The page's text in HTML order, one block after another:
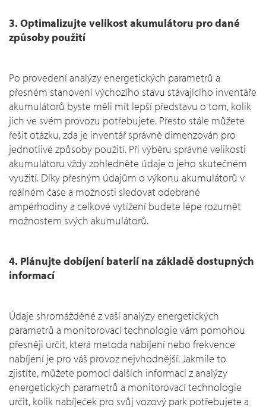
3. Optimalizujte velikost akumulátoru pro dané
způsoby použití
Po provedení analýzy energetických parametrů a
přesném stanovení výchozího stavu stávajícího inventáře
akumulátorů byste měli mít lepší představu o tom, kolik
jich ve svém provozu potřebujete. Přesto stále můžete
řešit otázku, zda je inventář správně dimenzován pro
jednotlivé způsoby použití. Při výběru správné velikosti
akumulátoru vždy zohledněte údaje o jeho skutečném
využití. Díky přesným údajům o výkonu akumulátorů v
reálném čase a možnosti sledovat odebrané
ampérhodiny a celkové vytížení budete lépe rozumět
možnostem svých akumulátorů.
4. Plánujte dobíjení baterií na základě dostupných
informací
Údaje shromážděné z vaší analýzy energetických
parametrů a monitorovací technologie vám pomohou
přesněji určit, která metoda nabíjení nebo frekvence
nabíjení je pro váš provoz nejvhodnější. Jakmile to
zjistíte, můžete pomocí dalších informací z analýzy
energetických parametrů a monitorovací technologie
určit, kolik nabíječek pro svůj vozový park potřebujete a